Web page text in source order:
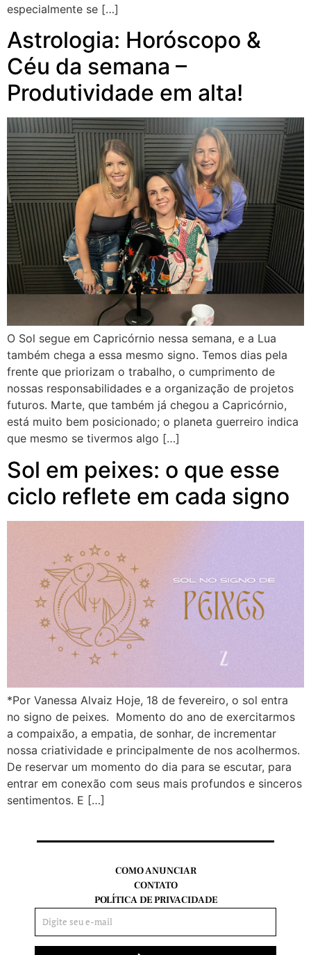
especialmente se […]
Astrologia: Horóscopo &
Céu da semana –
Produtividade em alta!
O Sol segue em Capricórnio nessa semana, e a Lua
também chega a essa mesmo signo. Temos dias pela
frente que priorizam o trabalho, o cumprimento de
nossas responsabilidades e a organização de projetos
futuros. Marte, que também já chegou a Capricórnio,
está muito bem posicionado; o planeta guerreiro indica
que mesmo se tivermos algo […]
Sol em peixes: o que esse
ciclo reflete em cada signo
*Por Vanessa Alvaiz Hoje, 18 de fevereiro, o sol entra
no signo de peixes. Momento do ano de exercitarmos
a compaixão, a empatia, de sonhar, de incrementar
nossa criatividade e principalmente de nos acolhermos.
De reservar um momento do dia para se escutar, para
entrar em conexão com seus mais profundos e sinceros
sentimentos. E […]
COMO ANUNCIAR
CONTATO
POLÍTICA DE PRIVACIDADE